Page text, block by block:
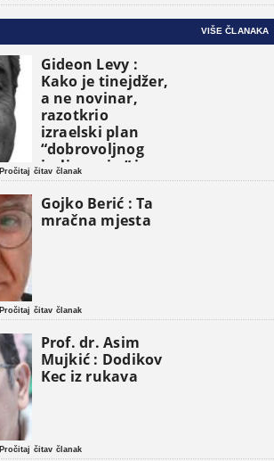
VIŠE ČLANAKA
Gideon Levy :
Kako je tinejdžer,
a ne novinar,
razotkrio
izraelski plan
“dobrovoljnog
iseljavanja ” iz
Gaze
Pročitaj čitav članak
Gojko Berić : Ta
mračna mjesta
Pročitaj čitav članak
Prof. dr. Asim
Mujkić : Dodikov
Kec iz rukava
Pročitaj čitav članak